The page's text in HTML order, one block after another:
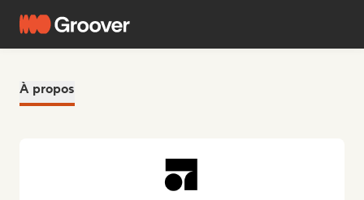
À propos